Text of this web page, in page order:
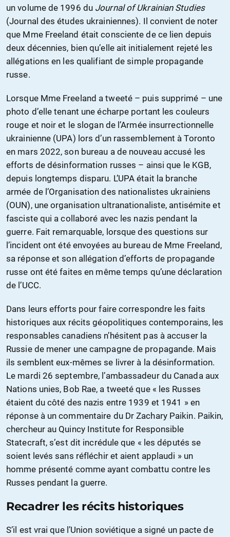
un volume de 1996 du Journal of Ukrainian Studies
(Journal des études ukrainiennes). Il convient de noter
que Mme Freeland était consciente de ce lien depuis
deux décennies, bien qu’elle ait initialement rejeté les
allégations en les qualifiant de simple propagande
russe.
Lorsque Mme Freeland a tweeté – puis supprimé – une
photo d’elle tenant une écharpe portant les couleurs
rouge et noir et le slogan de l’Armée insurrectionnelle
ukrainienne (UPA) lors d’un rassemblement à Toronto
en mars 2022, son bureau a de nouveau accusé les
efforts de désinformation russes – ainsi que le KGB,
depuis longtemps disparu. L’UPA était la branche
armée de l’Organisation des nationalistes ukrainiens
(OUN), une organisation ultranationaliste, antisémite et
fasciste qui a collaboré avec les nazis pendant la
guerre. Fait remarquable, lorsque des questions sur
l’incident ont été envoyées au bureau de Mme Freeland,
sa réponse et son allégation d’efforts de propagande
russe ont été faites en même temps qu’une déclaration
de l’UCC.
Dans leurs efforts pour faire correspondre les faits
historiques aux récits géopolitiques contemporains, les
responsables canadiens n’hésitent pas à accuser la
Russie de mener une campagne de propagande. Mais
ils semblent eux-mêmes se livrer à la désinformation.
Le mardi 26 septembre, l’ambassadeur du Canada aux
Nations unies, Bob Rae, a tweeté que « les Russes
étaient du côté des nazis entre 1939 et 1941 » en
réponse à un commentaire du Dr Zachary Paikin. Paikin,
chercheur au Quincy Institute for Responsible
Statecraft, s’est dit incrédule que « les députés se
soient levés sans réfléchir et aient applaudi » un
homme présenté comme ayant combattu contre les
Russes pendant la guerre.
Recadrer les récits historiques
S’il est vrai que l’Union soviétique a signé un pacte de